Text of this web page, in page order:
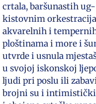
crtala, baršunastih
kistovnim
akvarelnih i
ploštinama i more i
utvrde i usnula
u svojoj iskonskoj
ljudi pri poslu ili
brojni su i intimistički